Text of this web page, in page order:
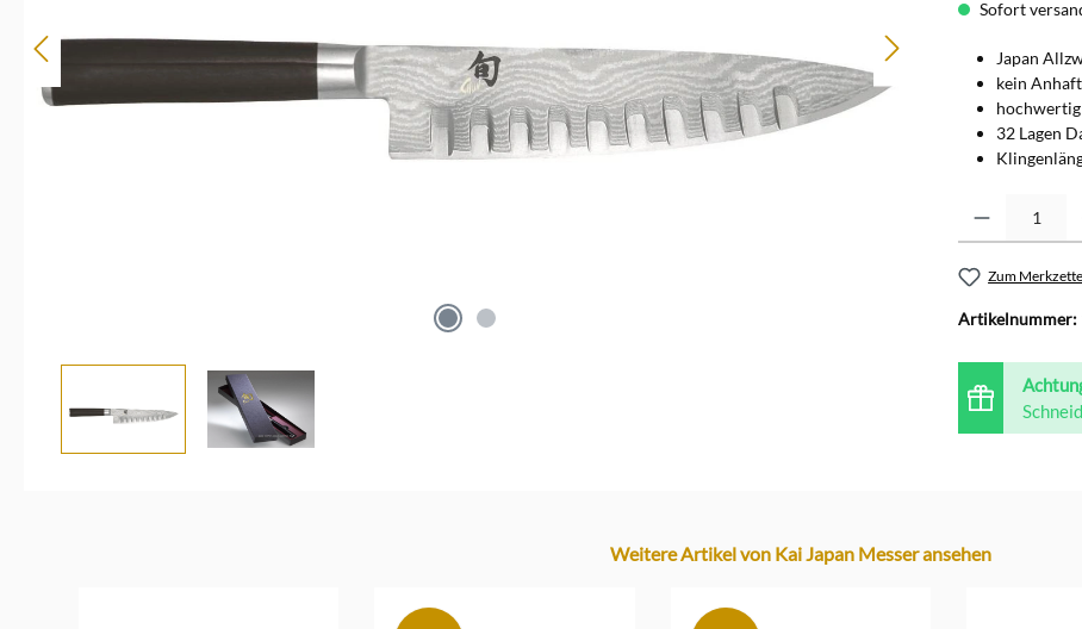
Sofort
Japan
kein
32 Lagen
Zum
Artikelnummer:
Weitere Artikel von Kai Japan Messer ansehen